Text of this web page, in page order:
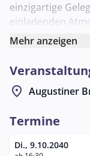
einzigartige
einladenden
Augustiner Bräu
eingeladen, an
dem Austausch
Musik widmet.
sind
Volksmusik
Mehr anzeigen
location_on Augustiner
Termine
Di., 9.10.2040